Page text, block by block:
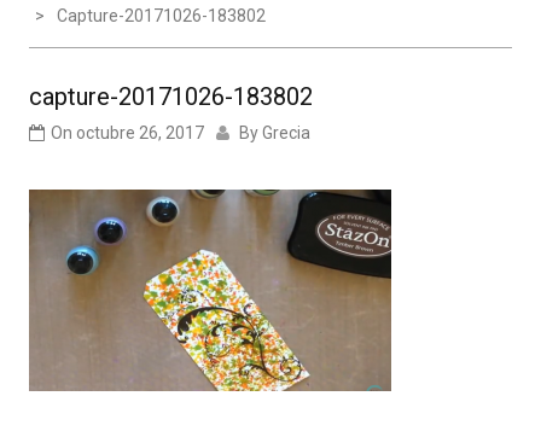
Capture-20171026-183802
capture-20171026-183802
On octubre 26, 2017 ByGrecia